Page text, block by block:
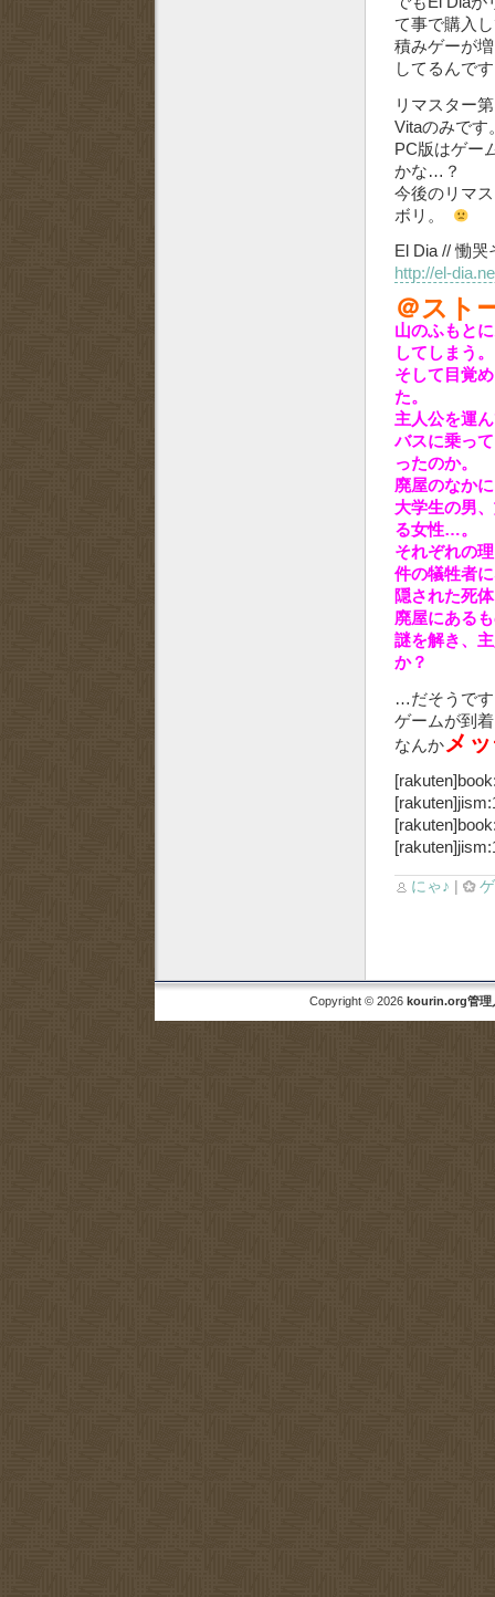
て事で購入
積みゲーが
してるんで
リマスター
Vitaのみです
PC版はゲー
かな…？
今後のリマ
ボリ。
El Dia // 慟
http://el-
＠スト
山のふもと
してしまう。
そして目覚
た。
主人公を運
バスに乗っ
ったのか。
廃屋のなか
大学生の男
る女性…。
それぞれの
件の犠牲者
隠された死
廃屋にある
謎を解き、
か？
…だそうで
ゲームが到
なんかメ
にゃ♪ |
Copyright © 2026 kourin.org管理